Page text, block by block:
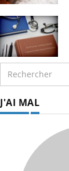
J'AI MAL